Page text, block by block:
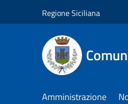
Regione Siciliana
Amministrazione